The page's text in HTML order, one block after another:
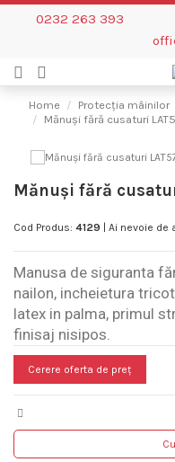
0232 263 393
Home Protecția mâinilor
Mănuși fără cusaturi
Mănuși fără
Cod Produs: 4129 | Ai nevoie de
Manusa de siguranta
nailon, incheietura
latex in palma, primul
finisaj nisipos.
Cerere oferta de preț